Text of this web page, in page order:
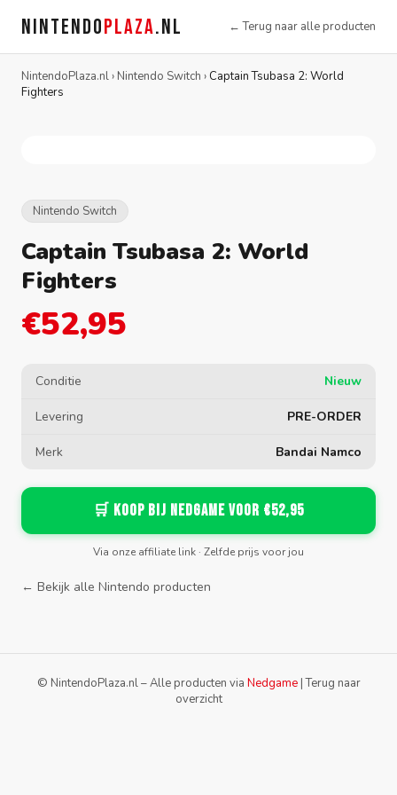
NINTENDOPLAZA.NL ← Terug naar alle producten
NintendoPlaza.nl› Nintendo Switch › Captain Tsubasa 2: World
Fighters
Nintendo Switch
Captain Tsubasa 2: World
Fighters
€52,95
Conditie Nieuw
Levering PRE-ORDER
Merk Bandai Namco
🛒 Koop bij Nedgame voor €52,95
Via onze affiliate link · Zelfde prijs voor jou
← Bekijk alle Nintendo producten
© NintendoPlaza.nl – Alle producten via Nedgame|Terug naar
overzicht